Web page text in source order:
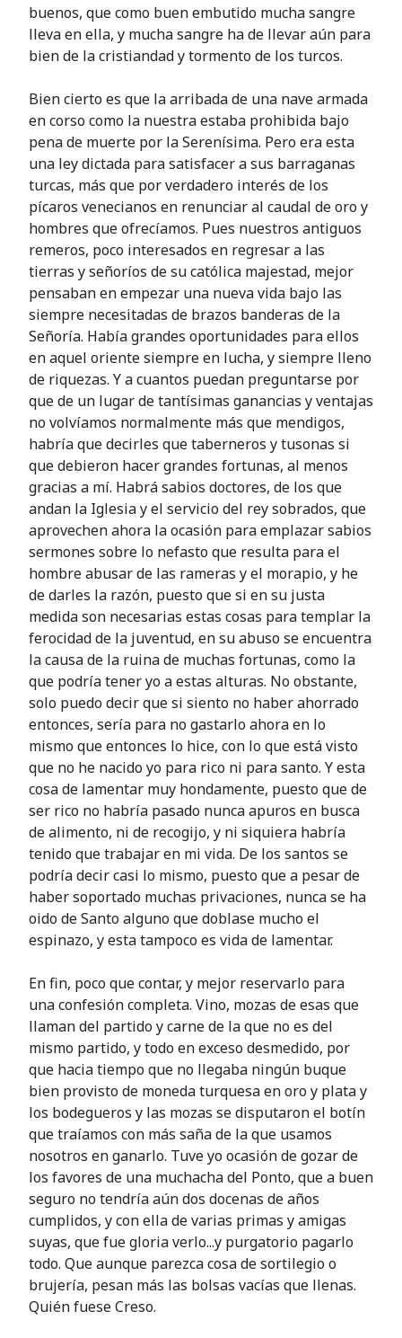
buenos, que como buen embutido mucha sangre
lleva en ella, y mucha sangre ha de llevar aún para
bien de la cristiandad y tormento de los turcos.
Bien cierto es que la arribada de una nave armada
en corso como la nuestra estaba prohibida bajo
pena de muerte por la Serenísima. Pero era esta
una ley dictada para satisfacer a sus barraganas
turcas, más que por verdadero interés de los
pícaros venecianos en renunciar al caudal de oro y
hombres que ofrecíamos. Pues nuestros antiguos
remeros, poco interesados en regresar a las
tierras y señoríos de su católica majestad, mejor
pensaban en empezar una nueva vida bajo las
siempre necesitadas de brazos banderas de la
Señoría. Había grandes oportunidades para ellos
en aquel oriente siempre en lucha, y siempre lleno
de riquezas. Y a cuantos puedan preguntarse por
que de un lugar de tantísimas ganancias y ventajas
no volvíamos normalmente más que mendigos,
habría que decirles que taberneros y tusonas si
que debieron hacer grandes fortunas, al menos
gracias a mí. Habrá sabios doctores, de los que
andan la Iglesia y el servicio del rey sobrados, que
aprovechen ahora la ocasión para emplazar sabios
sermones sobre lo nefasto que resulta para el
hombre abusar de las rameras y el morapio, y he
de darles la razón, puesto que si en su justa
medida son necesarias estas cosas para templar la
ferocidad de la juventud, en su abuso se encuentra
la causa de la ruina de muchas fortunas, como la
que podría tener yo a estas alturas. No obstante,
solo puedo decir que si siento no haber ahorrado
entonces, sería para no gastarlo ahora en lo
mismo que entonces lo hice, con lo que está visto
que no he nacido yo para rico ni para santo. Y esta
cosa de lamentar muy hondamente, puesto que de
ser rico no habría pasado nunca apuros en busca
de alimento, ni de recogijo, y ni siquiera habría
tenido que trabajar en mi vida. De los santos se
podría decir casi lo mismo, puesto que a pesar de
haber soportado muchas privaciones, nunca se ha
oido de Santo alguno que doblase mucho el
espinazo, y esta tampoco es vida de lamentar.
En fin, poco que contar, y mejor reservarlo para
una confesión completa. Vino, mozas de esas que
llaman del partido y carne de la que no es del
mismo partido, y todo en exceso desmedido, por
que hacia tiempo que no llegaba ningún buque
bien provisto de moneda turquesa en oro y plata y
los bodegueros y las mozas se disputaron el botín
que traíamos con más saña de la que usamos
nosotros en ganarlo. Tuve yo ocasión de gozar de
los favores de una muchacha del Ponto, que a buen
seguro no tendría aún dos docenas de años
cumplidos, y con ella de varias primas y amigas
suyas, que fue gloria verlo...y purgatorio pagarlo
todo. Que aunque parezca cosa de sortilegio o
brujería, pesan más las bolsas vacías que llenas.
Quién fuese Creso.